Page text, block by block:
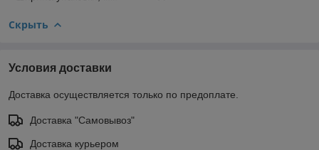
Скрыть
Условия доставки
Доставка осуществляется только по предоплате.
Доставка "Самовывоз"
Доставка курьером